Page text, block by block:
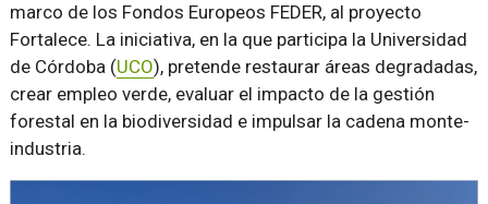
marco de los Fondos Europeos FEDER, al proyecto
Fortalece. La iniciativa, en la que participa la Universidad
de Córdoba (UCO), pretende restaurar áreas degradadas,
crear empleo verde, evaluar el impacto de la gestión
forestal en la biodiversidad e impulsar la cadena monte-
industria.